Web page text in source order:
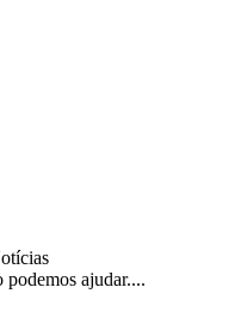
ajudar....